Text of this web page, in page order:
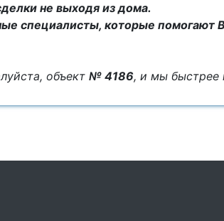
не выходя из дома.
специалисты, которые помогают
объект № 4186, и мы быстрее